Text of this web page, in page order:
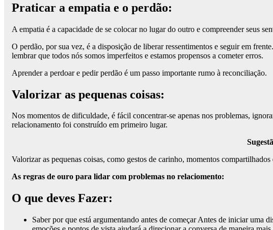
Praticar a empatia e o perdão:
A empatia é a capacidade de se colocar no lugar do outro e compreender seus
O perdão, por sua vez, é a disposição de liberar ressentimentos e seguir em
lembrar que todos nós somos imperfeitos e estamos propensos a cometer erros.
Aprender a perdoar e pedir perdão é um passo importante rumo à reconciliação.
Valorizar as pequenas coisas:
Nos momentos de dificuldade, é fácil concentrar-se apenas nos problemas,
relacionamento foi construído em primeiro lugar.
Valorizar as pequenas coisas, como gestos de carinho, momentos
As regras de ouro para lidar com problemas no relaciomento:
O que deves Fazer:
Saber por que está argumentando antes de começar Antes de iniciar uma